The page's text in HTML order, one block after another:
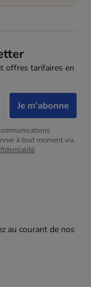
au courant de nos
offres tarifaires en
à tout moment via